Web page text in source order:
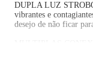
DUPLA LUZ
vibrantes e
desejo de não ficar